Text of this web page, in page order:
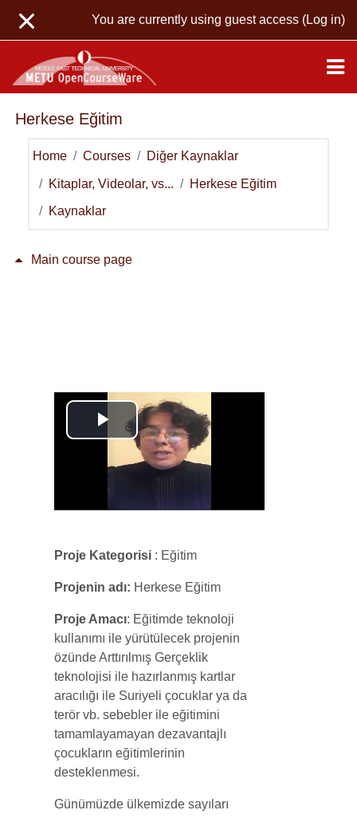
You are currently using guest access (Log in)
Herkese Eğitim
Home Courses Diğer Kaynaklar
Kitaplar, Videolar, vs... Herkese Eğitim
Kaynaklar
Main course page
Play
Video
Proje Kategorisi : Eğitim
Projenin adı: Herkese Eğitim
Proje Amacı: Eğitimde teknoloji
kullanımı ile yürütülecek projenin
özünde Arttırılmış Gerçeklik
teknolojisi ile hazırlanmış kartlar
aracılığı ile Suriyeli çocuklar ya da
terör vb. sebebler ile eğitimini
tamamlayamayan dezavantajlı
çocukların eğitimlerinin
desteklenmesi.
Günümüzde ülkemizde sayıları